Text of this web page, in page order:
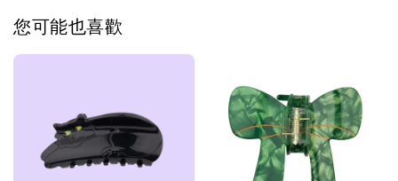
您可能也喜歡